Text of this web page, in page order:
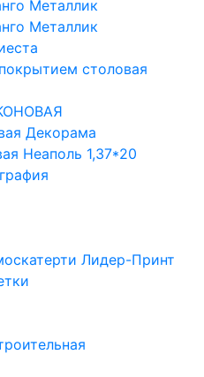
Металлик
Металлик
столовая
Декорама
Неаполь 1,37*20
Лидер-Принт